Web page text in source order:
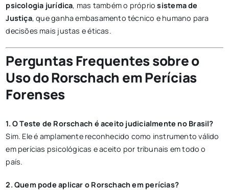
psicologia jurídica, mas também o própriosistema de
Justiça, que ganha embasamento técnico e humano para
decisões mais justas e éticas.
Perguntas Frequentes sobre o
Uso do Rorschach em Perícias
Forenses
1. O Teste de Rorschach é aceito judicialmente no Brasil?
Sim. Ele é amplamente reconhecido como instrumento válido
em perícias psicológicas e aceito por tribunais em todo o
país.
2. Quem pode aplicar o Rorschach em perícias?